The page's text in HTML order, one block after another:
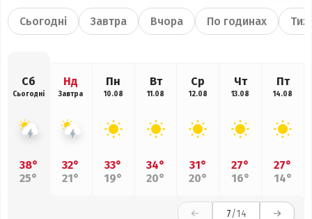
Сьогодні Завтра Вчора По годинах
Сб
Сьогодні
38°
25°
Нд
Завтра
32°
21°
Пн
10.08
33°
19°
Вт
11.08
34°
20°
Ср
12.08
31°
20°
Чт
13.08
27°
16°
Пт
14.08
27°
14°
7/14